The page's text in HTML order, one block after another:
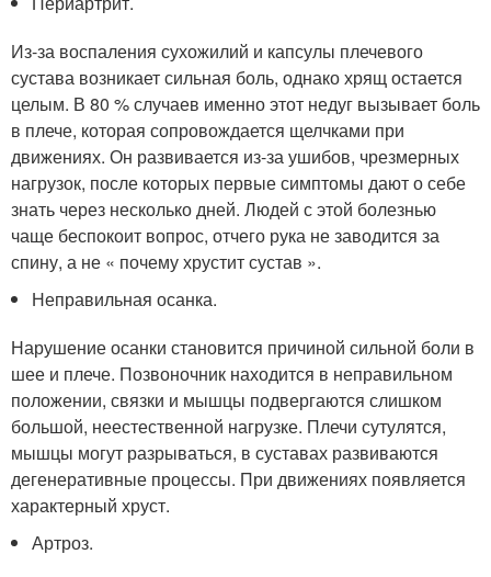
Из-за воспаления сухожилий и капсулы плечевого
сустава возникает сильная боль, однако хрящ остается
целым. В 80 % случаев именно этот недуг вызывает боль
в плече, которая сопровождается щелчками при
движениях. Он развивается из-за ушибов, чрезмерных
нагрузок, после которых первые симптомы дают о себе
знать через несколько дней. Людей с этой болезнью
чаще беспокоит вопрос, отчего рука не заводится за
спину, а не « почему хрустит сустав ».
Неправильная осанка.
Нарушение осанки становится причиной сильной боли в
шее и плече. Позвоночник находится в неправильном
положении, связки и мышцы подвергаются слишком
большой, неестественной нагрузке. Плечи сутулятся,
мышцы могут разрываться, в суставах развиваются
дегенеративные процессы. При движениях появляется
характерный хруст.
Артроз.